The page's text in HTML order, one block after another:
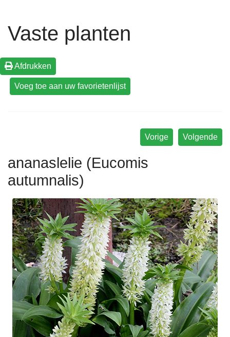
Vaste planten
Afdrukken
Volgende
Vorige
ananaslelie (Eucomis
autumnalis)